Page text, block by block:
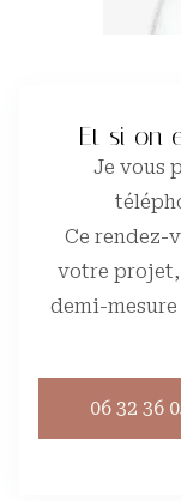
Et si on
Je vous
Ce rendez-
votre
demi-
06 32 36